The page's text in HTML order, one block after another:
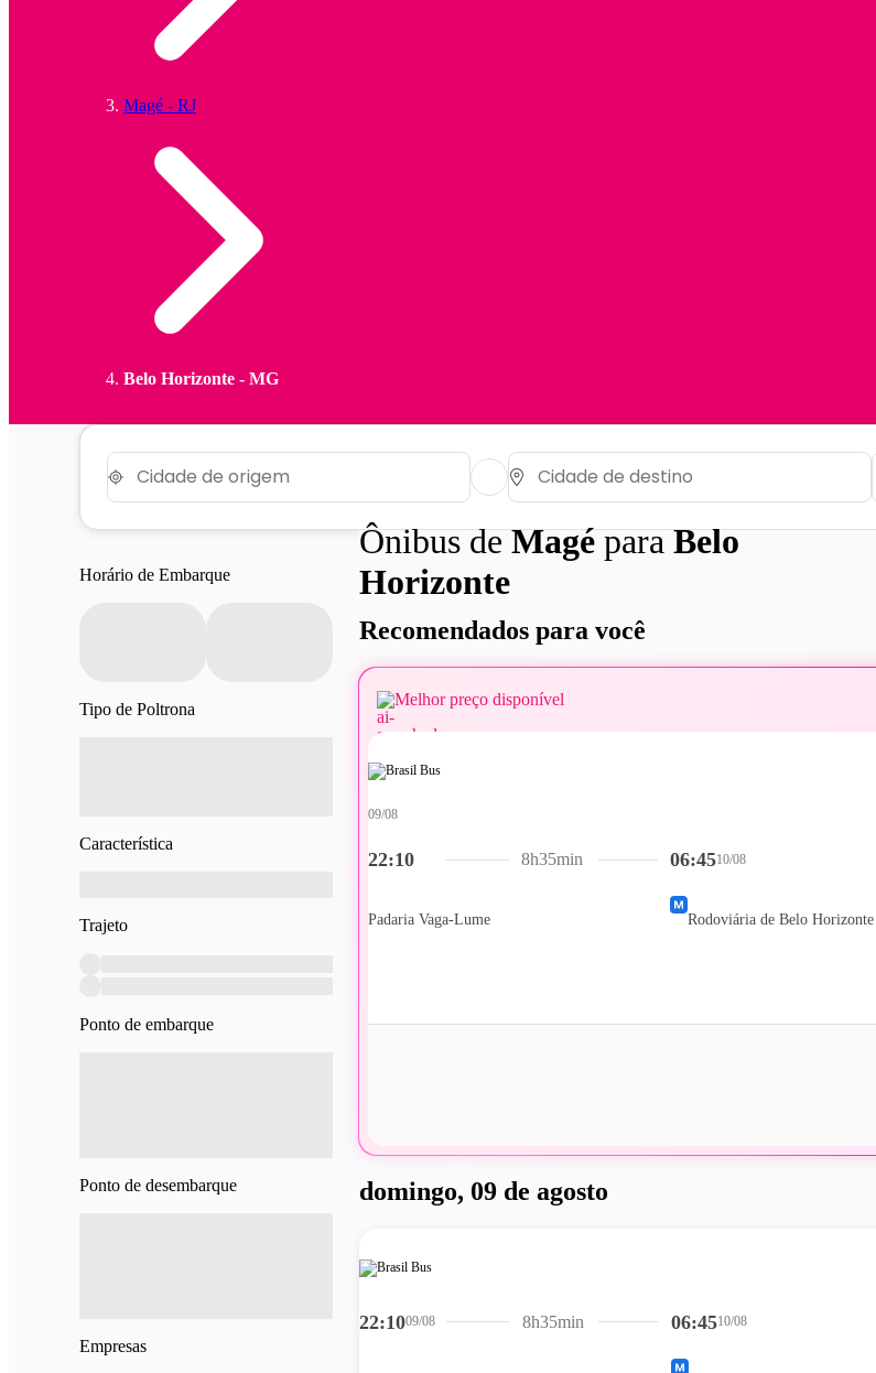
Magé - RJ
Belo Horizonte - MG
Horário de Embarque
Tipo de Poltrona
Característica
Trajeto
Ponto de embarque
Ponto de desembarque
Empresas
Ônibus deMagéparaBelo
Horizonte
Recomendados para você
Melhor preço disponível
22:10
09/08
Padaria Vaga-Lume
06:4510/08
Rodoviária de Belo Horizonte
8h35min
domingo, 09 de agosto
22:1009/08 06:4510/08
8h35min